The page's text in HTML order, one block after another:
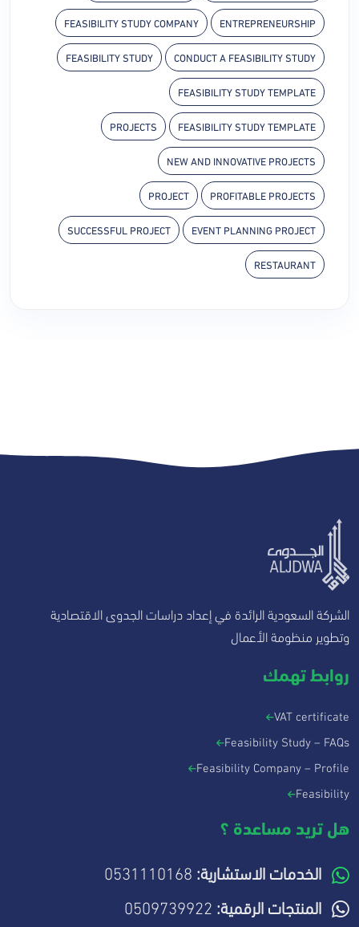
ENTREPRENEURSHIP
FEASIBILITY STUDY COMPANY
CONDUCT A FEASIBILITY STUDY
FEASIBILITY STUDY
FEASIBILITY STUDY TEMPLATE
FEASIBILITY STUDY TEMPLATE
PROJECTS
NEW AND INNOVATIVE PROJECTS
PROFITABLE PROJECTS
PROJECT
EVENT PLANNING PROJECT
SUCCESSFUL PROJECT
RESTAURANT
الشركة السعودية الرائدة في إعداد دراسات الجدوى الاقتصادية
وتطوير منظومة الأعمال
روابط تهمك
VAT certificate
Feasibility Study – FAQs
Feasibility Company – Profile
Feasibility
هل تريد مساعدة ؟
الخدمات الاستشارية:
المنتجات الرقمية: